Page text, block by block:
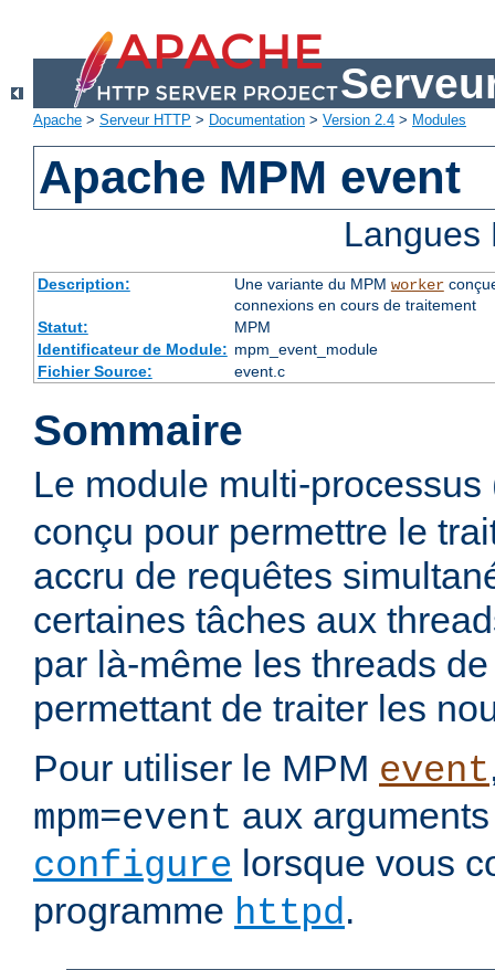
Apache > Serveur HTTP > Documentation > Version 2.4 > Modules
Apache MPM event
Description: Une variante du MPM worker
connexions en cours de traitement
Statut:
MPM
Identificateur de Module: mpm_event_module
Fichier Source:
event.c
Sommaire
Le module multi-
conçu pour permettre le
accru de requêtes
certaines tâches aux
par là-même les threads
permettant de traiter les
Pour utiliser le MPM event
mpm=event aux
configure lorsque vous
programme httpd.